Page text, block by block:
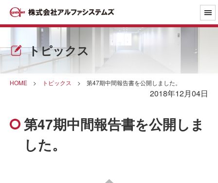
トピックス
HOME > トピックス > 第47期中間報告書を公開しました。
2018年12月04日
第47期中間報告書を公開しま
した。